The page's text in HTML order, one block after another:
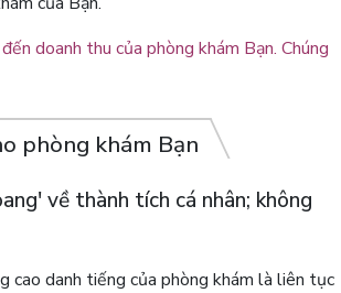
doanh thu của phòng khám Bạn. Chúng
phòng khám Bạn
về thành tích cá nhân; không
cao danh tiếng của phòng khám là liên tục